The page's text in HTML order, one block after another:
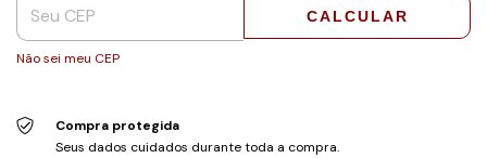
CALCULAR
Não sei meu CEP
Compra protegida
Seus dados cuidados durante toda a compra.